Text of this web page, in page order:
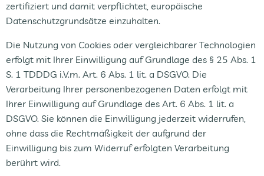
zertifiziert und damit verpflichtet, europäische
Datenschutzgrundsätze einzuhalten.
Die Nutzung von Cookies oder vergleichbarer Technologien
erfolgt mit Ihrer Einwilligung auf Grundlage des § 25 Abs. 1
S. 1 TDDDG i.V.m. Art. 6 Abs. 1 lit. a DSGVO. Die
Verarbeitung Ihrer personenbezogenen Daten erfolgt mit
Ihrer Einwilligung auf Grundlage des Art. 6 Abs. 1 lit. a
DSGVO. Sie können die Einwilligung jederzeit widerrufen,
ohne dass die Rechtmäßigkeit der aufgrund der
Einwilligung bis zum Widerruf erfolgten Verarbeitung
berührt wird.